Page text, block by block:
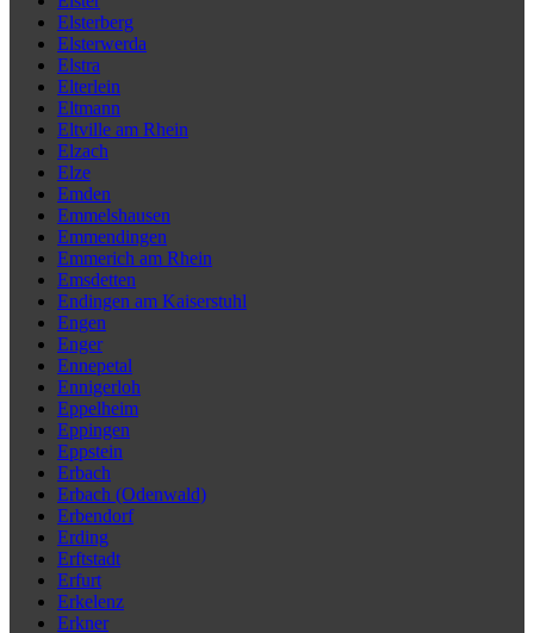
Elsterberg
Elsterwerda
Elstra
Elterlein
Eltmann
Eltville am Rhein
Elzach
Elze
Emden
Emmelshausen
Emmendingen
Emmerich am Rhein
Emsdetten
Endingen am Kaiserstuhl
Engen
Enger
Ennepetal
Ennigerloh
Eppelheim
Eppingen
Eppstein
Erbach
Erbach (Odenwald)
Erbendorf
Erding
Erftstadt
Erfurt
Erkelenz
Erkner